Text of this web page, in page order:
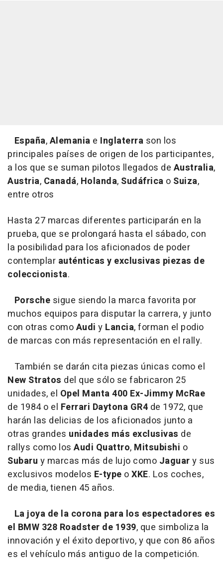
España,Alemania e Inglaterra son los
principales países de origen de los participantes,
a los que se suman pilotos llegados de Australia,
Austria, Canadá, Holanda, Sudáfrica o Suiza,
entre otros
Hasta 27 marcas diferentes participarán en la
prueba, que se prolongará hasta el sábado, con
la posibilidad para los aficionados de poder
contemplar auténticas y exclusivas piezas de
coleccionista.
Porsche sigue siendo la marca favorita por
muchos equipos para disputar la carrera, y junto
con otras comoAudi y Lancia, forman el podio
de marcas con más representación en el rally.
También se darán cita piezas únicas como el
New Stratos del que sólo se fabricaron 25
unidades, el Opel Manta 400 Ex-Jimmy McRae
de 1984 o el Ferrari Daytona GR4 de 1972, que
harán las delicias de los aficionados junto a
otras grandes unidades más exclusivas de
rallys como los Audi Quattro, Mitsubishi o
Subaru y marcas más de lujo como Jaguary sus
exclusivos modelos E-type oXKE. Los coches,
de media, tienen 45 años.
La joya de la corona para los espectadores es
el BMW 328 Roadster de 1939, que simboliza la
innovación y el éxito deportivo, y que con 86 años
es el vehículo más antiguo de la competición.